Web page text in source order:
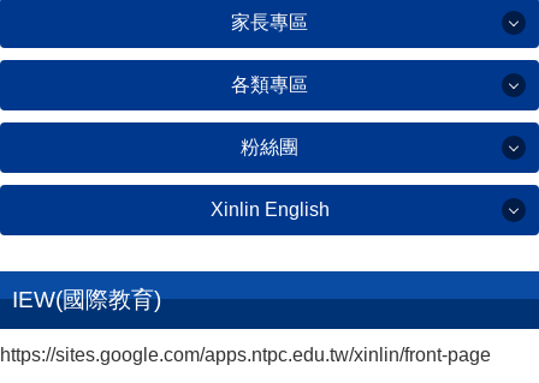
學校簡介
課程計畫
全校課表
教科書版本
師資陣容
教師專區
校務行政系統
親師生平台
停課不停學
家長專區
家長專區
新林國小家長會
新林國小志工隊
各類專區
各類專區
環境教育專區
新林童心園(校刊)
粉絲團
粉絲團
新林粉絲
家長會粉絲
Xinlin English
Xinlin English
英語日成果
IEW(國際教育)
https://sites.google.com/apps.ntpc.edu.tw/xinlin/front-page